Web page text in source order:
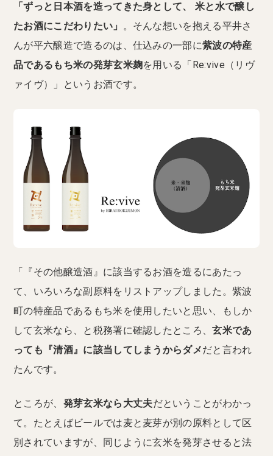
「ずっと日本酒を造ってきた身として、 米と水で醸し
たお酒にこだわりたい」 。そんな想いを抱える平井さ
んが平六醸造で造るのは、仕込みの一部に紫波の特産
品であるもち米の発芽玄米麹を用いる「Re:vive（リヴ
ァイヴ）」というお酒です。
「『その他醸造酒』に該当するお酒を造るにあたっ
て、いろいろな副原料をリストアップしました。紫波
町の特産品であるもち米を使用したいと思い、もしか
して玄米なら、と税務署に確認したところ、玄米であ
っても『清酒』に該当してしまうからダメだと言われ
たんです。
ところが、 発芽玄米なら大丈夫だということがわかっ
て。たとえばビールでは麦と麦芽が別の原料として区
別されていますが、同じように玄米を発芽させると法